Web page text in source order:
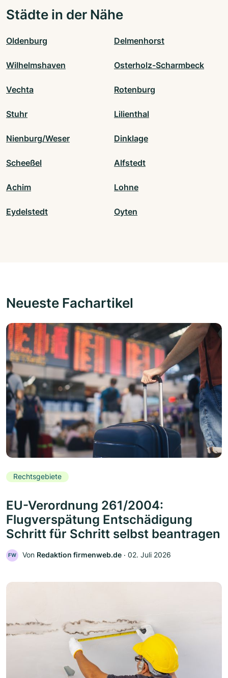
Städte in der Nähe
Oldenburg Delmenhorst
Wilhelmshaven Osterholz-Scharmbeck
Vechta Rotenburg
Stuhr Lilienthal
Nienburg/Weser Dinklage
Scheeßel Alfstedt
Achim Lohne
Eydelstedt Oyten
Neueste Fachartikel
Rechtsgebiete
EU-Verordnung 261/2004:
Flugverspätung Entschädigung
Schritt für Schritt selbst beantragen
FW Von Redaktion firmenweb.de ‧ 02. Juli 2026